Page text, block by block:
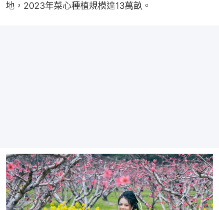
地，2023年菜心種植規模達13萬畝。